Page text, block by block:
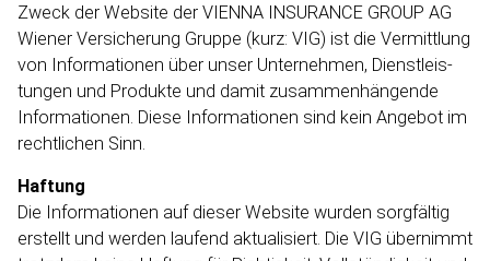
Zweck der Website der VIENNA INSURANCE GROUP AG
Wiener Versicherung Gruppe (kurz: VIG) ist die Vermittlung
von Informa­tionen über unser Unternehmen, Dienst­leis­
tungen und Produkte und damit zusammen­hängende
Informa­tionen. Diese Informa­tionen sind kein Angebot im
rechtlichen Sinn.
Haftung
Die Informa­tionen auf dieser Website wurden sorgfältig
erstellt und werden laufend aktualisiert. Die VIG übernimmt